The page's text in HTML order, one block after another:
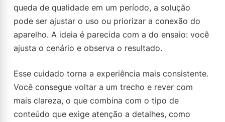
queda de qualidade em um período, a solução
pode ser ajustar o uso ou priorizar a conexão do
aparelho. A ideia é parecida com a do ensaio: você
ajusta o cenário e observa o resultado.
Esse cuidado torna a experiência mais consistente.
Você consegue voltar a um trecho e rever com
mais clareza, o que combina com o tipo de
conteúdo que exige atenção a detalhes, como